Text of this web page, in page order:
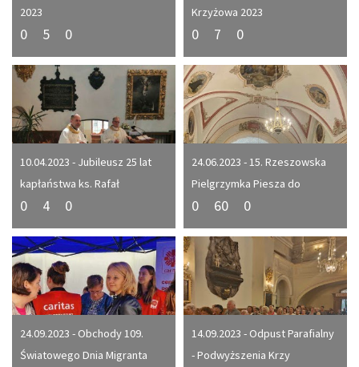
2023
0 5 0
Krzyżowa 2023
0 7 0
10.04.2023 - Jubileusz 25 lat
kapłaństwa ks. Rafał
0 4 0
24.06.2023 - 15. Rzeszowska
Pielgrzymka Piesza do
0 60 0
24.09.2023 - Obchody 109.
Światowego Dnia Migranta
14.09.2023 - Odpust Parafialny
- Podwyższenia Krzy